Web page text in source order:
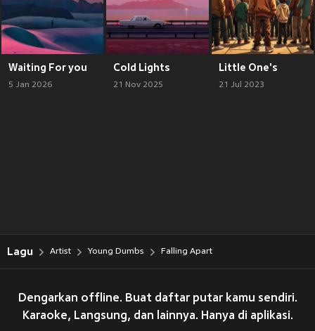
Waiting For you
5 Jan 2026
Cold Lights
21 Nov 2025
Little One's
21 Jul 2023
Lagu Artist Young Dumbs Falling Apart
Dengarkan offline. Buat daftar putar kamu sendiri.
Karaoke, Langsung, dan lainnya. Hanya di aplikasi.